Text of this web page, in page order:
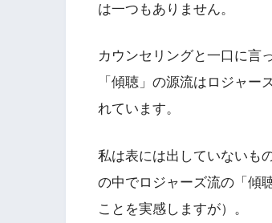
は一つもありません。
カウンセリングと一口に言
「傾聴」の源流はロジャー
れています。
私は表には出していないも
の中でロジャーズ流の「傾
ことを実感しますが）。